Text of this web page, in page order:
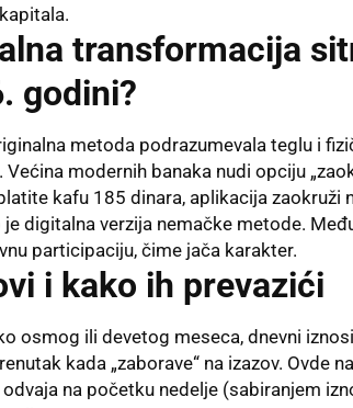
transformacija
godini?
metoda podrazumevala teglu i
Većina modernih banaka nudi opciju
kafu 185 dinara, aplikacija zaokruži
je digitalna verzija nemačke metode.
participaciju, čime jača karakter.
i kako ih prevazići
osmog ili devetog meseca, dnevni
kada „zaborave“ na izazov. Ovde
na početku nedelje (sabiranjem